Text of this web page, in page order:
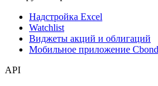
Календарь инвестора
Инструментарий